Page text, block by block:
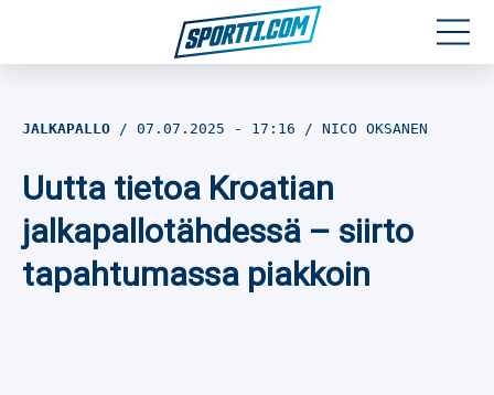
Jalkapallo
Yleisurheilu
JALKAPALLO 07.07.2025 - 17:16 NICO OKSANEN
Uutta tietoa Kroatian
jalkapallotähdessä – siirto
tapahtumassa piakkoin